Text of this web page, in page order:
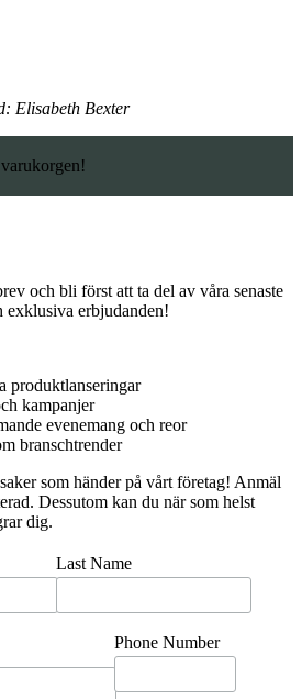
Elisabeth Bexter
och bli först att ta del av våra senaste
exklusiva erbjudanden!
produktlanseringar
kampanjer
evenemang och reor
branschtrender
som händer på vårt företag! Anmäl
Dessutom kan du när som helst
dig.
Last Name
Phone Number